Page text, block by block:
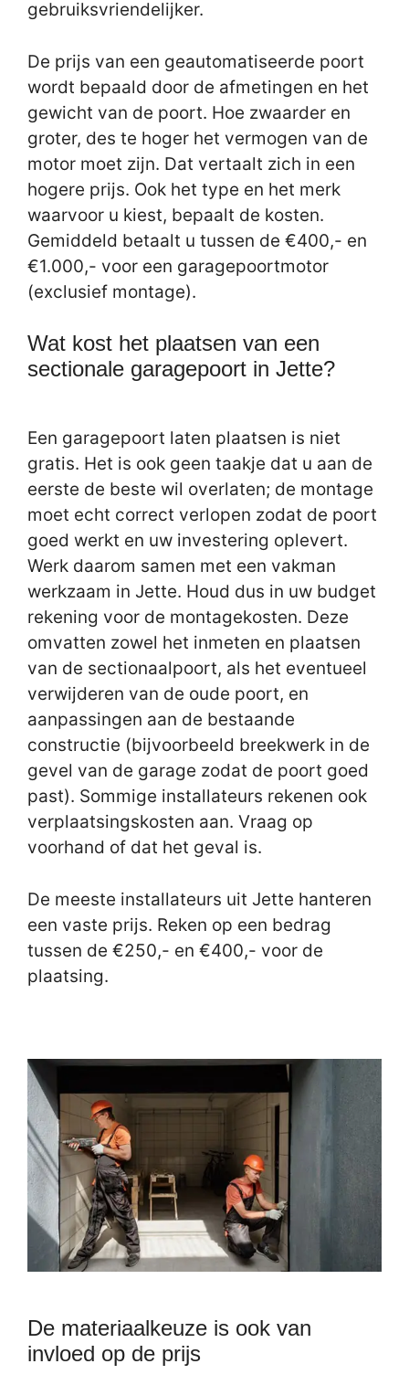
gebruiksvriendelijker.
De prijs van een geautomatiseerde poort
wordt bepaald door de afmetingen en het
gewicht van de poort. Hoe zwaarder en
groter, des te hoger het vermogen van de
motor moet zijn. Dat vertaalt zich in een
hogere prijs. Ook het type en het merk
waarvoor u kiest, bepaalt de kosten.
Gemiddeld betaalt u tussen de €400,- en
€1.000,- voor een garagepoortmotor
(exclusief montage).
Wat kost het plaatsen van een
sectionale garagepoort in Jette?
Een garagepoort laten plaatsen is niet
gratis. Het is ook geen taakje dat u aan de
eerste de beste wil overlaten; de montage
moet echt correct verlopen zodat de poort
goed werkt en uw investering oplevert.
Werk daarom samen met een vakman
werkzaam in Jette. Houd dus in uw budget
rekening voor de montagekosten. Deze
omvatten zowel het inmeten en plaatsen
van de sectionaalpoort, als het eventueel
verwijderen van de oude poort, en
aanpassingen aan de bestaande
constructie (bijvoorbeeld breekwerk in de
gevel van de garage zodat de poort goed
past). Sommige installateurs rekenen ook
verplaatsingskosten aan. Vraag op
voorhand of dat het geval is.
De meeste installateurs uit Jette hanteren
een vaste prijs. Reken op een bedrag
tussen de €250,- en €400,- voor de
plaatsing.
De materiaalkeuze is ook van
invloed op de prijs